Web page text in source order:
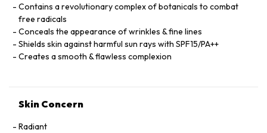
Contains a revolutionary complex of botanicals to combat
free radicals
Conceals the appearance of wrinkles & fine lines
Shields skin against harmful sun rays with SPF15/PA++
Creates a smooth & flawless complexion
Skin Concern
Radiant